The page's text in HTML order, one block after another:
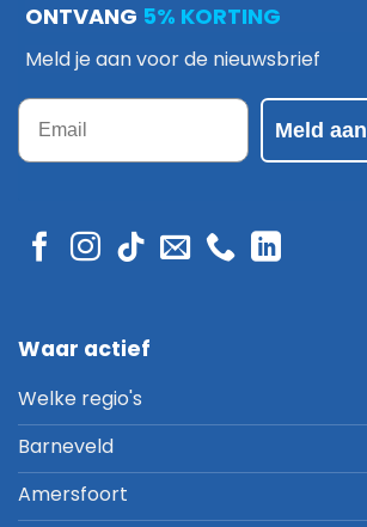
ONTVANG 5% KORTING
Meld je aan voor de nieuwsbrief
Email
Meld aan
Waar actief
Welke regio's
Barneveld
Amersfoort